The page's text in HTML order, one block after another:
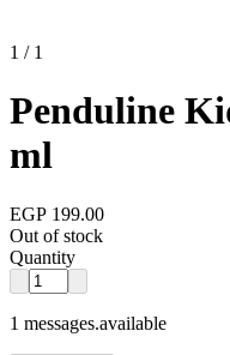
1 / 1
Penduline
ml
EGP 199.00
Out of stock
Quantity
1 messages.available